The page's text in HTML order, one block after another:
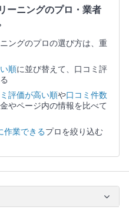
ーニングのプロ・業者
ングのプロの選び方は、重
順に並び替えて、口コミ評
評価が高い順や口コミ件数
やページ内の情報を比べて
作業できるプロを絞り込む